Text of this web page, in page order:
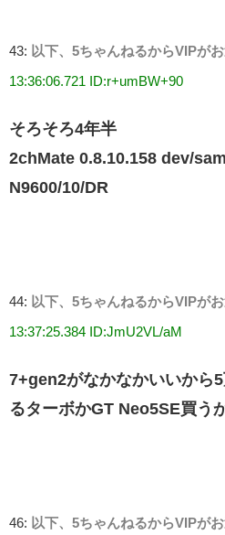
43: 以下、5ちゃんねるからVIPが
13:36:06.721 ID:r+umBW+90
そろそろ4年半
2chMate 0.8.10.158 dev/
N9600/10/DR
44: 以下、5ちゃんねるからVIPが
13:37:25.384 ID:JmU2VL/aM
7+gen2がなかなかいいから
るターボかGT Neo5SE買う
46: 以下、5ちゃんねるからVIPが